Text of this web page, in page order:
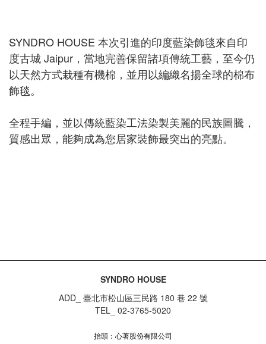
SYNDRO HOUSE 本次引進的印度藍染飾毯來自印
度古城 Jaipur，當地完善保留諸項傳統工藝，至今仍
以天然方式栽種有機棉，並用以編織名揚全球的棉布
飾毯。
全程手編，並以傳統藍染工法染製美麗的民族圖騰，
質感出眾，能夠成為您居家裝飾最突出的亮點。
SYNDRO HOUSE
ADD_ 臺北市松山區三民路 180 巷 22 號
TEL_ 02-3765-5020
抬頭：心著股份有限公司